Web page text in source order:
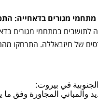
מגורים בדאחייה:
في بيروت:
والمباني المجاورة وفق